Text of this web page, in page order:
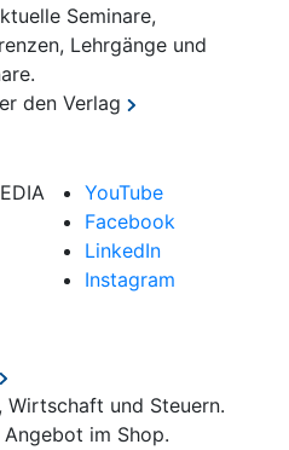
Seminare,
Lehrgänge und
den Verlag
YouTube
Facebook
LinkedIn
Instagram
Wirtschaft und Steuern.
Angebot im Shop.